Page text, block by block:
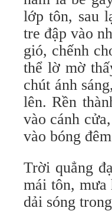
lớp tôn, sau
tre đập vào
gió, chếnh
thể lờ mờ
chút ánh
lên. Rền
vào cánh
vào bóng
Trời quẳng
mái tôn, mưa
dải sóng